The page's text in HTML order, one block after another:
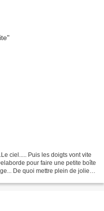
ciel..... Puis les doigts vont vite
pour faire une petite boîte
De quoi mettre plein de jolies